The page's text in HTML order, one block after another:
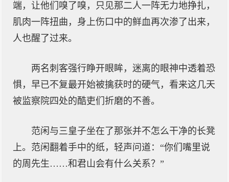
端，让他们嗅了嗅，只见那二人一阵无力地挣扎，
肌肉一阵扭曲，身上伤口中的鲜血再次渗了出来，
人也醒了过来。
两名刺客强行睁开眼眸，迷离的眼神中透着恐
惧，早已不复最开始被擒获时的硬气，看来这几天
被监察院四处的酷吏们折磨的不善。
范闲与三皇子坐在了那张并不怎么干净的长凳
上。范闲翻着手中的纸，轻声问道：“你们嘴里说
的周先生……和君山会有什么关系？”